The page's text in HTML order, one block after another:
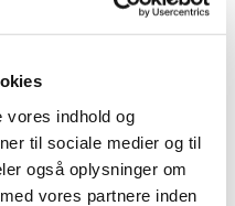
vores indhold og
til sociale medier og til
også oplysninger om
vores partnere inden
på: